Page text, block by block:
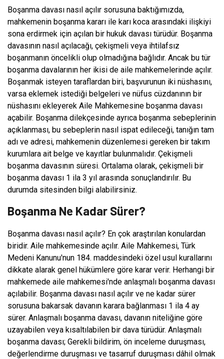
Boşanma davası nasıl açılır sorusuna baktığımızda,
mahkemenin boşanma kararı ile karı koca arasındaki ilişkiyi
sona erdirmek için açılan bir hukuk davası türüdür. Boşanma
davasının nasıl açılacağı, çekişmeli veya ihtilafsız
boşanmanın öncelikli olup olmadığına bağlıdır. Ancak bu tür
boşanma davalarının her ikisi de aile mahkemelerinde açılır.
Boşanmak isteyen taraflardan biri, başvurunun iki nüshasını,
varsa eklemek istediği belgeleri ve nüfus cüzdanının bir
nüshasını ekleyerek Aile Mahkemesine boşanma davası
açabilir. Boşanma dilekçesinde ayrıca boşanma sebeplerinin
açıklanması, bu sebeplerin nasıl ispat edileceği, tanığın tam
adı ve adresi, mahkemenin düzenlemesi gereken bir takım
kurumlara ait belge ve kayıtlar bulunmalıdır. Çekişmeli
boşanma davasının süresi. Ortalama olarak, çekişmeli bir
boşanma davası 1 ila 3 yıl arasında sonuçlandırılır. Bu
durumda sitesinden bilgi alabilirsiniz.
Boşanma Ne Kadar Sürer?
Boşanma davası nasıl açılır? En çok araştırılan konulardan
biridir. Aile mahkemesinde açılır. Aile Mahkemesi, Türk
Medeni Kanunu'nun 184. maddesindeki özel usul kurallarını
dikkate alarak genel hükümlere göre karar verir. Herhangi bir
mahkemede aile mahkemesi'nde anlaşmalı boşanma davası
açılabilir. Boşanma davası nasıl açılır ve ne kadar sürer
sorusuna bakarsak davanın karara bağlanması 1 ila 4 ay
sürer. Anlaşmalı boşanma davası, davanın niteliğine göre
uzayabilen veya kısaltılabilen bir dava türüdür. Anlaşmalı
boşanma davası; Gerekli bildirim, ön inceleme duruşması,
değerlendirme duruşması ve tasarruf duruşması dâhil olmak